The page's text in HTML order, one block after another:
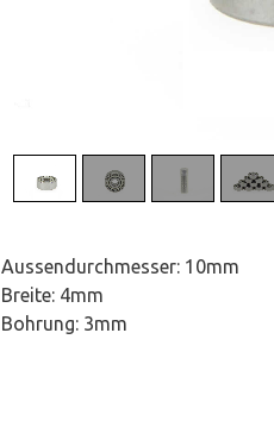
Aussendurchmesser: 10mm
Breite: 4mm
Bohrung: 3mm